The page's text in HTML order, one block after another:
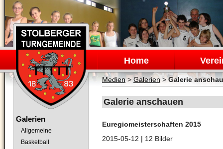
Navigation
überspringen
Home
Medien>Galerien >Galerie
Galerie anschauen
Euregiomeisterschaften 2015
2015-05-12 | 12 Bilder
Navigation
Galerien
Allgemeine
Basketball